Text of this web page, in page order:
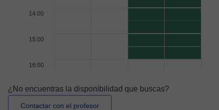
14:00
15:00
16:00
¿No encuentras la disponibilidad que buscas?
Contactar con el profesor